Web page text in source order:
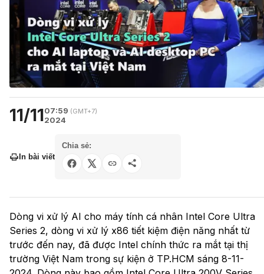
11/1107:59 (GMT+7)
2024
In bài viết
Chia sẻ:
Dòng vi xử lý AI cho máy tính cá nhân Intel Core Ultra
Series 2, dòng vi xử lý x86 tiết kiệm điện năng nhất từ
trước đến nay, đã được Intel chính thức ra mắt tại thị
trường Việt Nam trong sự kiện ở TP.HCM sáng 8-11-